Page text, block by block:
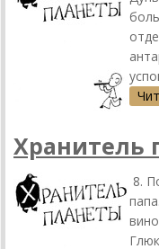
Хранитель
8.